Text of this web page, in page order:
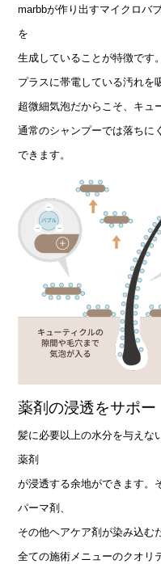
marbbが作り出すマイクロバ
を
生成していることが特徴です
プラスに帯電している汚れを
超微細気泡だからこそ、キュ
通常のシャンプーでは落ちに
できます。
薬剤の浸透をサポー
髪に必要以上の水分を与えな
薬剤
が浸透する余地ができます。
パーマ剤、
その他ヘアケア剤が染み込む
全ての施術メニューのクオリ